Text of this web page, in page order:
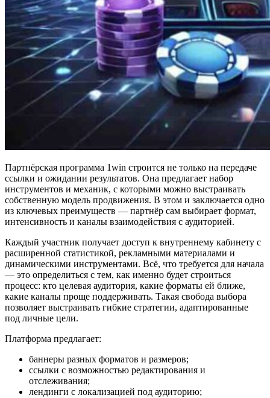
Партнёрская программа 1win строится не только на передаче
ссылки и ожидании результатов. Она предлагает набор
инструментов и механик, с которыми можно выстраивать
собственную модель продвижения. В этом и заключается одно
из ключевых преимуществ — партнёр сам выбирает формат,
интенсивность и каналы взаимодействия с аудиторией.
Каждый участник получает доступ к внутреннему кабинету с
расширенной статистикой, рекламными материалами и
динамическими инструментами. Всё, что требуется для начала
— это определиться с тем, как именно будет строиться
процесс: кто целевая аудитория, какие форматы ей ближе,
какие каналы проще поддерживать. Такая свобода выбора
позволяет выстраивать гибкие стратегии, адаптированные
под личные цели.
Платформа предлагает:
баннеры разных форматов и размеров;
ссылки с возможностью редактирования и
отслеживания;
лендинги с локализацией под аудиторию;